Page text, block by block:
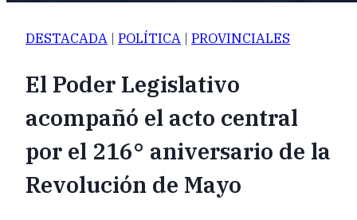
DESTACADA | POLÍTICA | PROVINCIALES
El Poder Legislativo
acompañó el acto central
por el 216° aniversario de la
Revolución de Mayo